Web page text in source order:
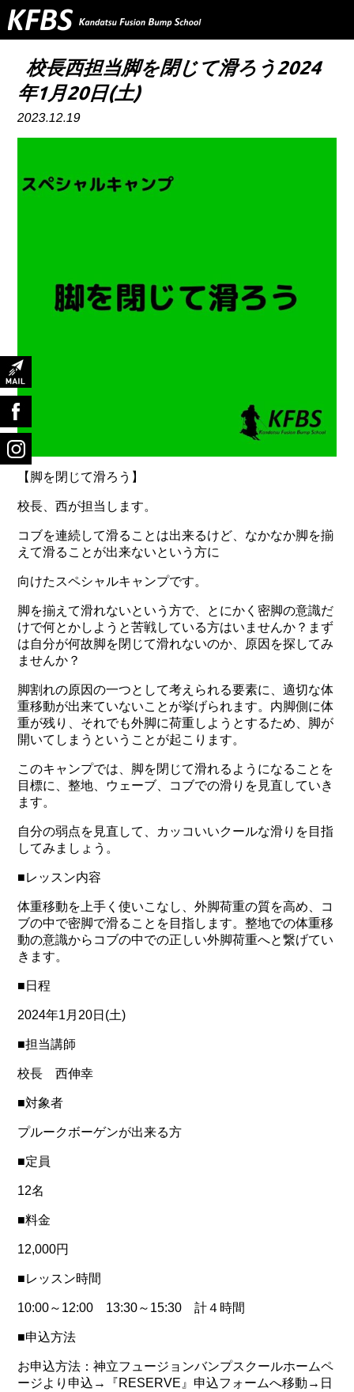
TOP
ABOUT US
PROGRAM
INSTRUCTOR
RESERVE
PRIVERCYPOLICY
校長西担当脚を閉じて滑ろう2024
年1月20日(土)
2023.12.19
【脚を閉じて滑ろう】
校長、西が担当します。
コブを連続して滑ることは出来るけど、なかなか脚を揃
えて滑ることが出来ないという方に
向けたスペシャルキャンプです。
脚を揃えて滑れないという方で、とにかく密脚の意識だ
けで何とかしようと苦戦している方はいませんか？まず
は自分が何故脚を閉じて滑れないのか、原因を探してみ
ませんか？
脚割れの原因の一つとして考えられる要素に、適切な体
重移動が出来ていないことが挙げられます。内脚側に体
重が残り、それでも外脚に荷重しようとするため、脚が
開いてしまうということが起こります。
このキャンプでは、脚を閉じて滑れるようになることを
目標に、整地、ウェーブ、コブでの滑りを見直していき
ます。
自分の弱点を見直して、カッコいいクールな滑りを目指
してみましょう。
■レッスン内容
体重移動を上手く使いこなし、外脚荷重の質を高め、コ
ブの中で密脚で滑ることを目指します。整地での体重移
動の意識からコブの中での正しい外脚荷重へと繋げてい
きます。
■日程
2024年1月20日(土)
■担当講師
校長 西伸幸
■対象者
プルークボーゲンが出来る方
■定員
12名
■料金
12,000円
■レッスン時間
10:00～12:00 13:30～15:30 計４時間
■申込方法
お申込方法：神立フュージョンバンプスクールホームペ
ージより申込→『RESERVE』申込フォームへ移動→日